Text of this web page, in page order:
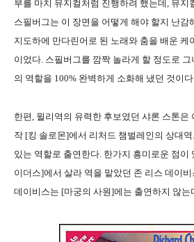
부를 마치 뮤지컬처럼 진행하려 했는데, 뮤지
스필버그는 이 장면을 어떻게 해야 할지 난감
지도하에 만다린어로 된 노래와 춤을 배운 케
이었다. 스필버그를 깜짝 놀라게 할 정도로
의 역할을 100% 완벽하게 소화해 냈던 것이
한편, 윌리역의 유력한 후보였던 샤론 스톤은
작 [킹 솔로몬]에서 리처드 챔벌레인의 상대
있는 역할로 출연한다. 한가지 흥미로운 점이
이더스]에서 살라 역을 맡았던 존 리스 데이
데이비스는 [마궁의 사원]에는 출연하지 않는